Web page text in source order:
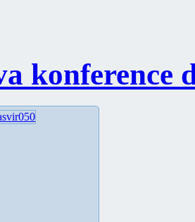
konference